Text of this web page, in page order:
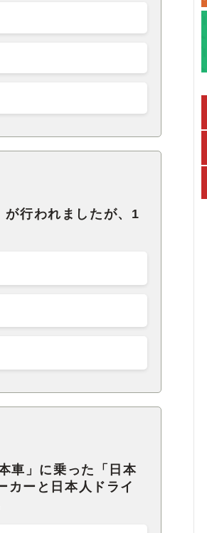
行われましたが、1
車」に乗った「日本
カーと日本人ドライ